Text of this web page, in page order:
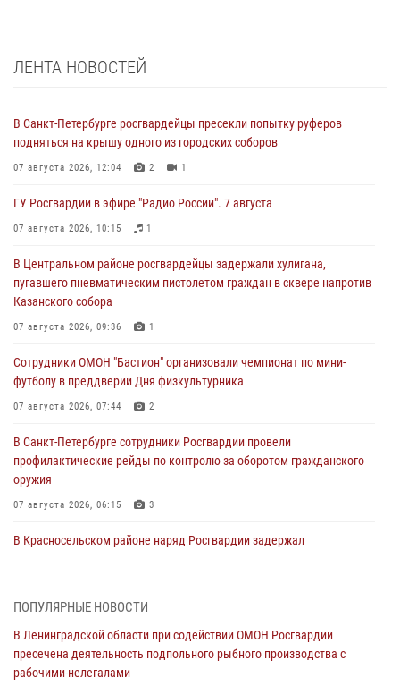
ЛЕНТА НОВОСТЕЙ
В Санкт-Петербурге росгвардейцы пресекли попытку руферов
подняться на крышу одного из городских соборов
07 августа 2026, 12:04 2 1
ГУ Росгвардии в эфире "Радио России". 7 августа
07 августа 2026, 10:15 1
В Центральном районе росгвардейцы задержали хулигана,
пугавшего пневматическим пистолетом граждан в сквере напротив
Казанского собора
07 августа 2026, 09:36 1
Сотрудники ОМОН "Бастион" организовали чемпионат по мини-
футболу в преддверии Дня физкультурника
07 августа 2026, 07:44 2
В Санкт-Петербурге сотрудники Росгвардии провели
профилактические рейды по контролю за оборотом гражданского
оружия
07 августа 2026, 06:15 3
В Красносельском районе наряд Росгвардии задержал
06 августа 2026, 13:39 1
В Центральном районе росгвардейцы оперативно задержали
хулигана, стрелявшего из пускового устройства рядом с жилыми
домами
ПОПУЛЯРНЫЕ НОВОСТИ
В Ленинградской области при содействии ОМОН Росгвардии
пресечена деятельность подпольного рыбного производства с
рабочими-нелегалами